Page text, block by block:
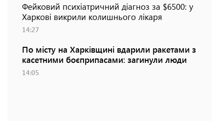
Фейковий психіатричний діагноз за $6500: у
Харкові викрили колишнього лікаря
14:27
По місту на Харківщині вдарили ракетами з
касетними боєприпасами: загинули люди
14:05